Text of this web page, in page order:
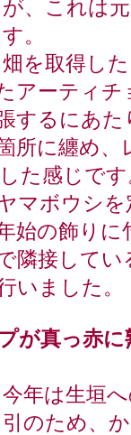
が、これは
す。
畑を取得し
アーティチ
するにあた
所に纏め、
た感じです
マボウシを
始の飾りに
隣接してい
いました。
が真っ赤に
今年は生垣
引のため、